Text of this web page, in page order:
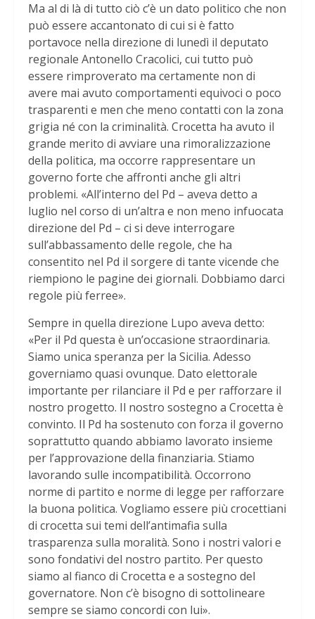
Ma al di là di tutto ciò c’è un dato politico che non
può essere accantonato di cui si è fatto
portavoce nella direzione di lunedì il deputato
regionale Antonello Cracolici, cui tutto può
essere rimproverato ma certamente non di
avere mai avuto comportamenti equivoci o poco
trasparenti e men che meno contatti con la zona
grigia né con la criminalità. Crocetta ha avuto il
grande merito di avviare una rimoralizzazione
della politica, ma occorre rappresentare un
governo forte che affronti anche gli altri
problemi. «All’interno del Pd – aveva detto a
luglio nel corso di un’altra e non meno infuocata
direzione del Pd – ci si deve interrogare
sull’abbassamento delle regole, che ha
consentito nel Pd il sorgere di tante vicende che
riempiono le pagine dei giornali. Dobbiamo darci
regole più ferree».
Sempre in quella direzione Lupo aveva detto:
«Per il Pd questa è un’occasione straordinaria.
Siamo unica speranza per la Sicilia. Adesso
governiamo quasi ovunque. Dato elettorale
importante per rilanciare il Pd e per rafforzare il
nostro progetto. Il nostro sostegno a Crocetta è
convinto. Il Pd ha sostenuto con forza il governo
soprattutto quando abbiamo lavorato insieme
per l’approvazione della finanziaria. Stiamo
lavorando sulle incompatibilità. Occorrono
norme di partito e norme di legge per rafforzare
la buona politica. Vogliamo essere più crocettiani
di crocetta sui temi dell’antimafia sulla
trasparenza sulla moralità. Sono i nostri valori e
sono fondativi del nostro partito. Per questo
siamo al fianco di Crocetta e a sostegno del
governatore. Non c’è bisogno di sottolineare
sempre se siamo concordi con lui».